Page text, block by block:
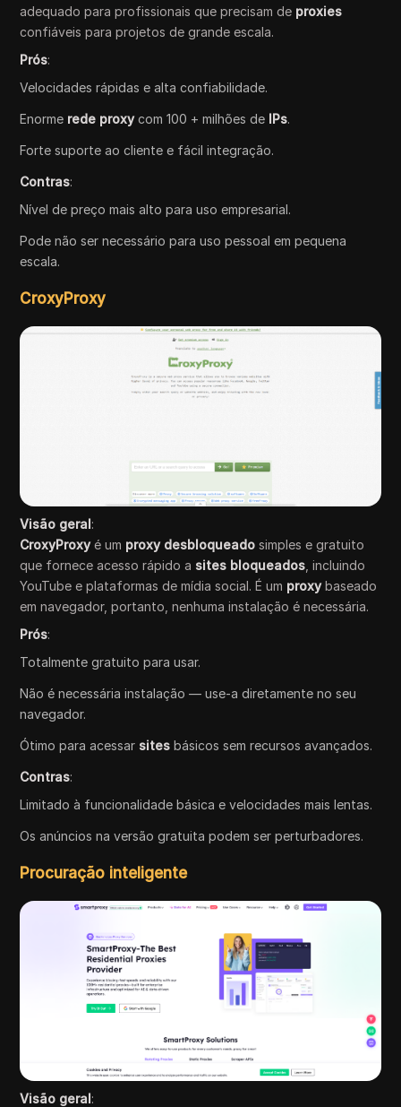
adequado para profissionais que precisam de proxies
confiáveis para projetos de grande escala.
Prós:
Velocidades rápidas e alta confiabilidade.
Enorme rede proxycom 100 + milhões de IPs.
Forte suporte ao cliente e fácil integração.
Contras:
Nível de preço mais alto para uso empresarial.
Pode não ser necessário para uso pessoal em pequena
escala.
CroxyProxy
Visão geral:
CroxyProxyé um proxy desbloqueado simples e gratuito
que fornece acesso rápido a sites bloqueados , incluindo
YouTube e plataformas de mídia social. É um proxybaseado
em navegador, portanto, nenhuma instalação é necessária.
Prós:
Totalmente gratuito para usar.
Não é necessária instalação — use-a diretamente no seu
navegador.
Ótimo para acessar sites básicos sem recursos avançados.
Contras:
Limitado à funcionalidade básica e velocidades mais lentas.
Os anúncios na versão gratuita podem ser perturbadores.
Procuração inteligente
Visão geral: